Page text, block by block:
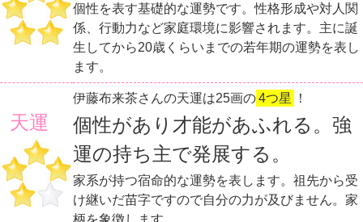
個性を表す基礎的な運勢です。性格形成や対人関
係、行動力など家庭環境に影響されます。主に誕
生してから20歳くらいまでの若年期の運勢を表し
ます。
天運
伊藤布来茶さんの天運は25画の4つ星 ！
個性があり才能があふれる。強
運の持ち主で発展する。
家系が持つ宿命的な運勢を表します。祖先から受
け継いだ苗字ですので自分の力が及びません。家
柄を象徴します。